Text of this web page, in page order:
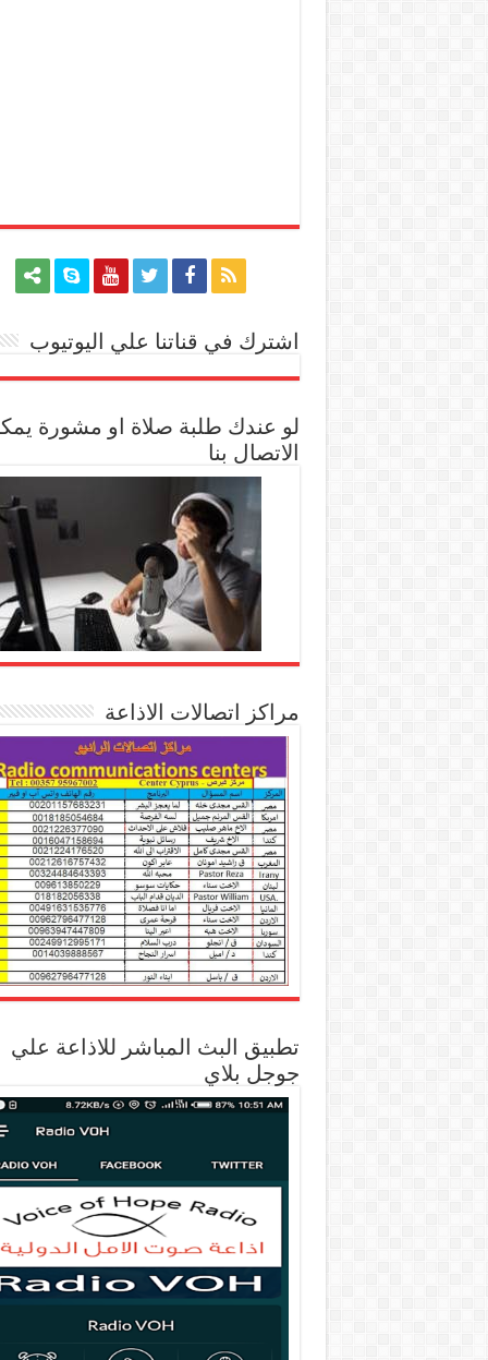
اشترك في قناتنا علي اليوتيوب
لو عندك طلبة صلاة او مشورة
الاتصال بنا
مراكز اتصالات الاذاعة
تطبيق البث المباشر للاذاعة علي
جوجل بلاي